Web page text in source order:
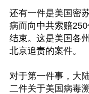
还有一件是美国密
病而向中共索赔
结束。这是美国各
北京追责的案件。
对于第一件事，大
二件关于美国病毒